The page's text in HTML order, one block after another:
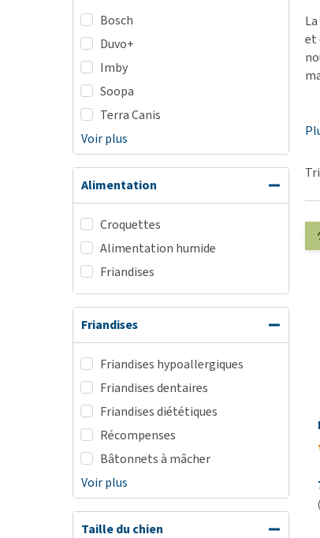
Tout
Bosch
Duvo+
Imby
Soopa
Terra Canis
Voir plus
Alimentation
Croquettes
Alimentation humide
Friandises
Friandises
Friandises hypoallergiques
Friandises dentaires
Friandises diététiques
Récompenses
Bâtonnets à mâcher
Voir plus
Taille du chien
et